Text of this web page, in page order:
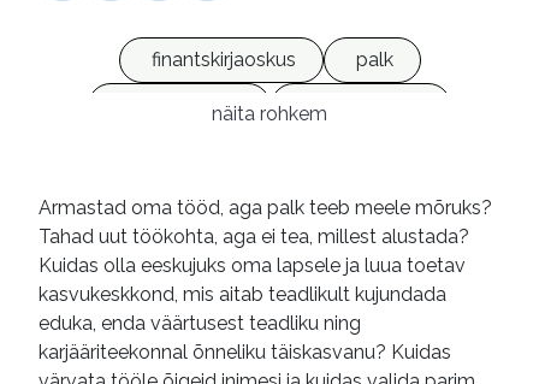
finantskirjaoskus
palk
enesehinnang
käsiraamatud
näita rohkem
Armastad oma tööd, aga palk teeb meele mõruks?
Tahad uut töökohta, aga ei tea, millest alustada?
Kuidas olla eeskujuks oma lapsele ja luua toetav
kasvukeskkond, mis aitab teadlikult kujundada
eduka, enda väärtusest teadliku ning
karjääriteekonnal õnneliku täiskasvanu? Kuidas